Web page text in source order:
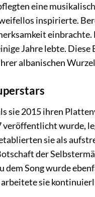
eine
inspirierte.
Jahre lebte.
albanischen
sie 2015 ihren
wurde,
sie als
der
Song wurde
sie